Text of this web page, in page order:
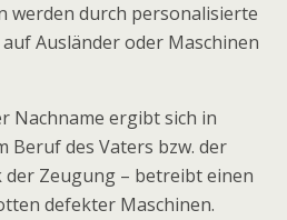
werden durch personalisierte
Ausländer oder Maschinen
Nachname ergibt sich in
Beruf des Vaters bzw. der
Zeugung – betreibt einen
defekter Maschinen.